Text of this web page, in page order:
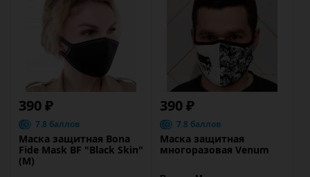
390 ₽
7.8 баллов
Маска защитная Bona
Fide Mask BF "Black Skin"
(M)
390 ₽
7.8 баллов
Маска защитная
многоразовая Venum